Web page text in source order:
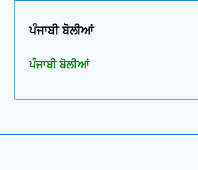
ਪੰਜਾਬੀ ਬੋਲੀਆਂ
ਪੰਜਾਬੀ ਬੋਲੀਆਂ